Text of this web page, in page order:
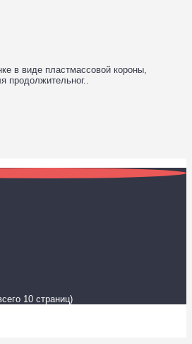
в виде пластмассовой короны,
продолжительног..
10 страниц)